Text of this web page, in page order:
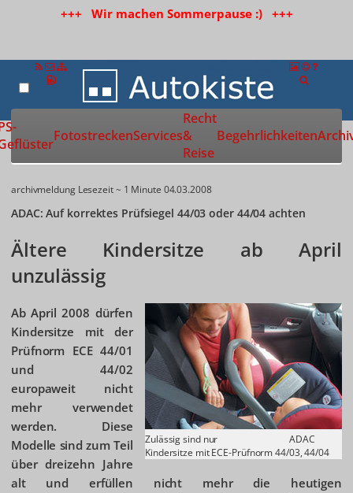
+++ Wir machen Sommerpause :) +++
Zur Startseite
FotostreckenServices
Recht
&
Reise
Begehrlichkeiten
archivmeldung Lesezeit ~ 1 Minute 04.03.2008
ADAC: Auf korrektes Prüfsiegel 44/03 oder 44/04 achten
Ältere Kindersitze ab April
unzulässig
Zulässig sind nur
ADAC
Kindersitze mit ECE-Prüfnorm 44/03, 44/04
Ab April 2008 dürfen
Kindersitze mit der
Prüfnorm ECE 44/01
und 44/02
europaweit nicht
mehr verwendet
werden. Diese
Modelle sind zum Teil
über dreizehn Jahre
alt und erfüllen nicht mehr die heutigen